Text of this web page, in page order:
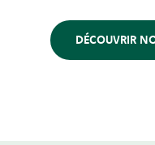
DÉCOUVRIR